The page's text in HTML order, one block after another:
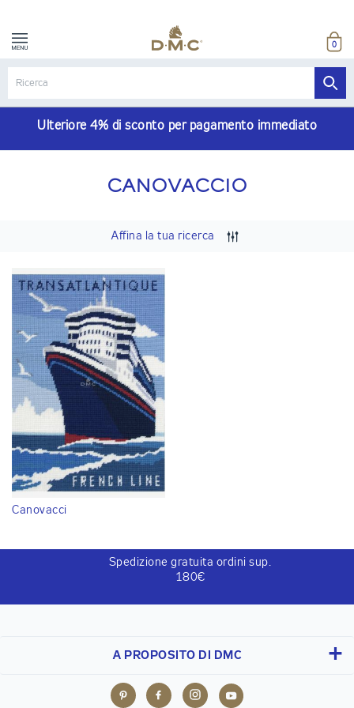
0
Ulteriore 4% di sconto per pagamento immediato
CANOVACCIO
Affina la tua ricerca
Canovacci
Spedizione gratuita ordini sup.
180€
A PROPOSITO DI DMC